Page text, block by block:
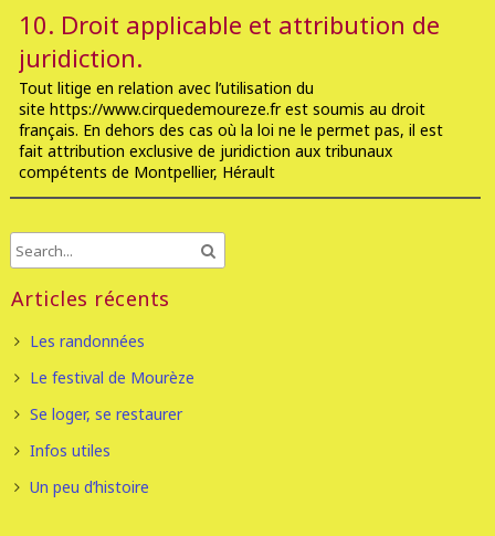
10. Droit applicable et attribution de
juridiction.
Tout litige en relation avec l’utilisation du
site https://www.cirquedemoureze.fr est soumis au droit
français. En dehors des cas où la loi ne le permet pas, il est
fait attribution exclusive de juridiction aux tribunaux
compétents de Montpellier, Hérault
Articles récents
Les randonnées
Le festival de Mourèze
Se loger, se restaurer
Infos utiles
Un peu d’histoire